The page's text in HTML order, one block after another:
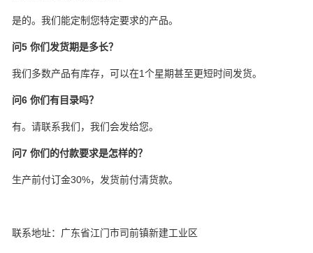
是的。我们能定制您特定要求的产品。
问5 你们发货期是多长？
我们多数产品有库存，可以在1个星期甚至更短时间发货。
问6 你们有目录吗？
有。请联系我们，我们会发给您。
问7 你们的付款要求是怎样的？
生产前付订金30%，发货前付清货款。
联系地址：广东省江门市司前镇新建工业区